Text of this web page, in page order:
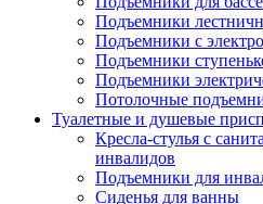
Подъемники
Подъемники с
Подъемники
Подъемники
Потолочные
Туалетные и душевые
Кресла-стулья с
инвалидов
Подъемники для
Сиденья для ванны